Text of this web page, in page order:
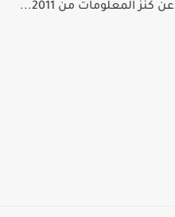
عن كنز المعلومات من 2011...